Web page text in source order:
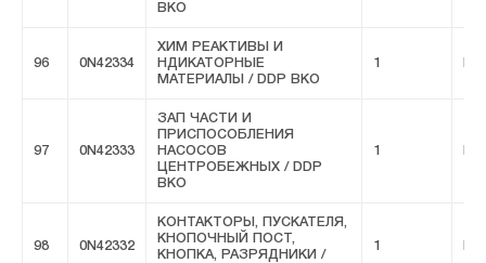
ВКО
96 0N42334
ХИМ РЕАКТИВЫ И
НДИКАТОРНЫЕ
МАТЕРИАЛЫ / DDP ВКО
1
97 0N42333
ЗАП ЧАСТИ И
ПРИСПОСОБЛЕНИЯ
НАСОСОВ
ЦЕНТРОБЕЖНЫХ / DDP
ВКО
1
98 0N42332
КОНТАКТОРЫ, ПУСКАТЕЛЯ,
КНОПОЧНЫЙ ПОСТ,
КНОПКА, РАЗРЯДНИКИ /
1